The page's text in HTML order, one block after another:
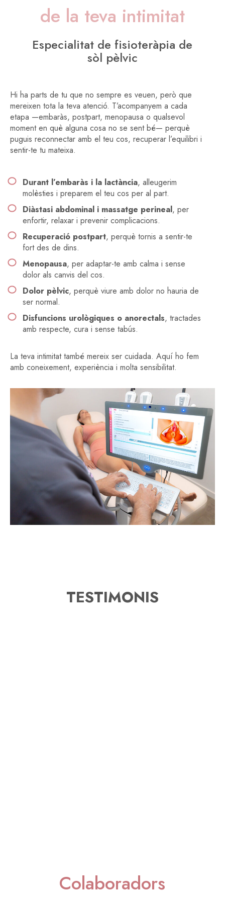
de la teva intimitat
Especialitat de fisioteràpia de
sòl pèlvic
Hi ha parts de tu que no sempre es veuen, però que
mereixen tota la teva atenció. T’acompanyem a cada
etapa —embaràs, postpart, menopausa o qualsevol
moment en què alguna cosa no se sent bé— perquè
puguis reconnectar amb el teu cos, recuperar l’equilibri i
sentir-te tu mateixa.
Durant l’embaràs i la lactància, alleugerim
molèsties i preparem el teu cos per al part.
Diàstasi abdominal i massatge perineal, per
enfortir, relaxar i prevenir complicacions.
Recuperació postpart, perquè tornis a sentir-te
fort des de dins.
Menopausa, per adaptar-te amb calma i sense
dolor als canvis del cos.
Dolor pèlvic, perquè viure amb dolor no hauria de
ser normal.
Disfuncions urològiques o anorectals, tractades
amb respecte, cura i sense tabús.
La teva intimitat també mereix ser cuidada. Aquí ho fem
amb coneixement, experiència i molta sensibilitat.
TESTIMONIS
Colaboradors